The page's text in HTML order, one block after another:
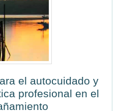
el autocuidado y
profesional en el